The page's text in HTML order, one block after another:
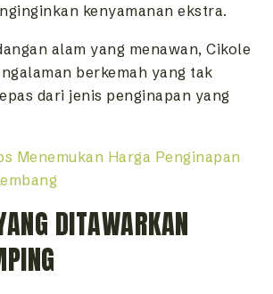
kenyamanan ekstra.
alam yang menawan, Cikole
berkemah yang tak
dari jenis penginapan yang
Menemukan Harga Penginapan
DITAWARKAN